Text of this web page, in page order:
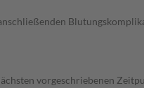
vorgeschriebenen